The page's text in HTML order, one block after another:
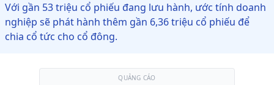
Với gần 53 triệu cổ phiếu đang lưu hành, ước tính doanh
nghiệp sẽ phát hành thêm gần 6,36 triệu cổ phiếu để
chia cổ tức cho cổ đông.
QUẢNG CÁO